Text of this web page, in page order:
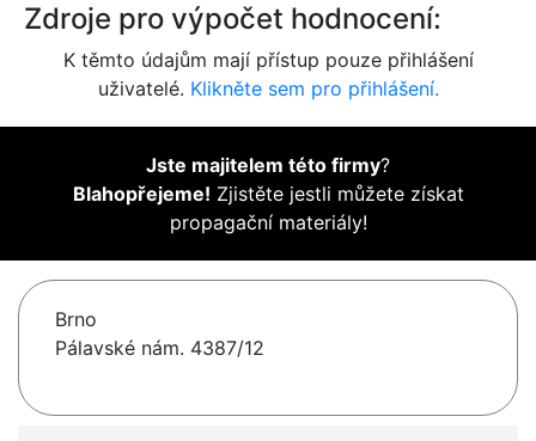
Zdroje pro výpočet hodnocení:
K těmto údajům mají přístup pouze přihlášení
uživatelé. Klikněte sem pro přihlášení.
Jste majitelem této firmy?
Blahopřejeme! Zjistěte jestli můžete získat
propagační materiály!
Brno
Pálavské nám. 4387/12